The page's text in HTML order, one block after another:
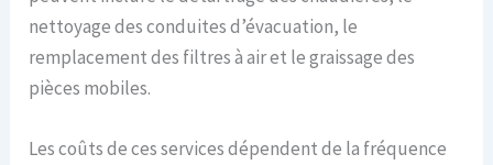
nettoyage des conduites d’évacuation, le
remplacement des filtres à air et le graissage des
pièces mobiles.
Les coûts de ces services dépendent de la fréquence